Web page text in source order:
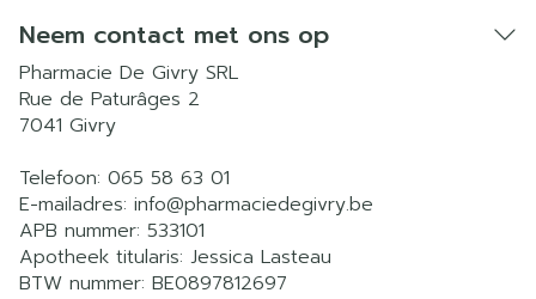
Neem contact met ons op
Pharmacie De Givry SRL
Rue de Paturâges 2
7041 Givry
Telefoon: 065 58 63 01
E-mailadres: info@pharmaciedegivry.be
APB nummer: 533101
Apotheek titularis: Jessica Lasteau
BTW nummer: BE0897812697